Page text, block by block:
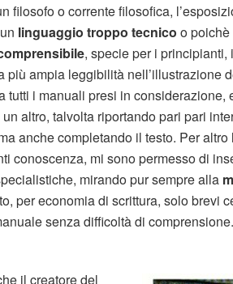
filosofo o corrente filosofica,
linguaggio troppo tecnico o
, specie per i principianti,
più ampia leggibilità nell’illustrazione
tutti i manuali presi in
altro, talvolta riportando pari pari
anche completando il testo. Per
conoscenza, mi sono permesso di
mirando pur sempre alla
per economia di scrittura, solo brevi
senza difficoltà di comprensione.
il creatore del